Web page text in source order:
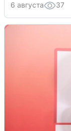
6 августа 37